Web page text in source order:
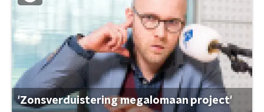
'Zonsverduistering megalomaan project'